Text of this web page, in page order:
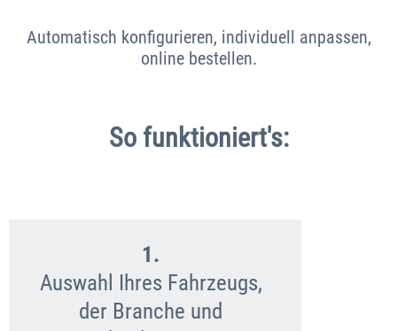
Automatisch konfigurieren, individuell anpassen,
online bestellen.
So funktioniert's:
1.
Auswahl Ihres Fahrzeugs,
der Branche und